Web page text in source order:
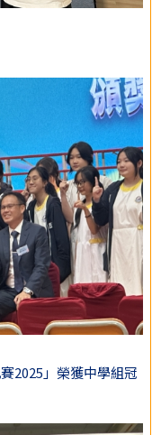
2025」榮獲中學組冠